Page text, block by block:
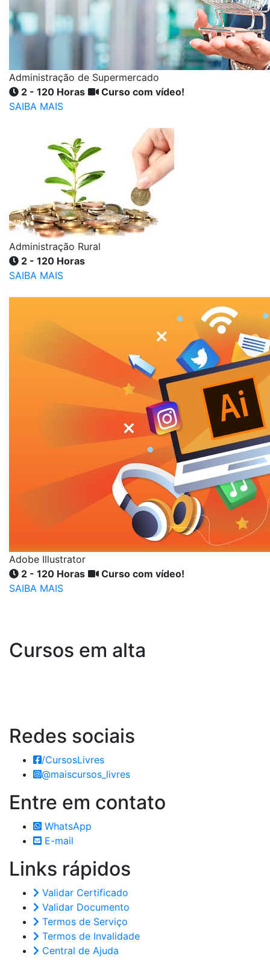
Administração de Supermercado
2 - 120 Horas
Curso com vídeo!
SAIBA MAIS
Administração Rural
2 - 120 Horas
SAIBA MAIS
Adobe Illustrator
2 - 120 Horas
Curso com vídeo!
SAIBA MAIS
Cursos em alta
Redes sociais
/CursosLivres
@maiscursos_livres
Entre em contato
WhatsApp
E-mail
Links rápidos
Validar Certificado
Validar Documento
Termos de Serviço
Termos de Invalidade
Central de Ajuda